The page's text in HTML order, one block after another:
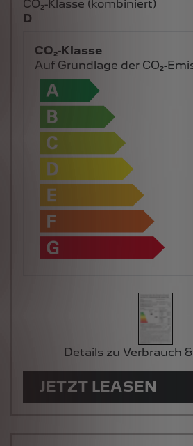
CO₂-Klasse (kombiniert)
D
CO₂-Klasse
Auf Grundlage der CO₂-
Details zu Verbrauch
JETZT LEASEN